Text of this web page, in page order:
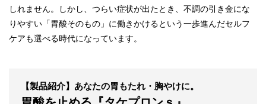
しれません。しかし、つらい症状が出たとき、不調の引き金にな
りやすい「胃酸そのもの」に働きかけるという一歩進んだセルフ
ケアも選べる時代になっています。
【製品紹介】あなたの胃もたれ・胸やけに。